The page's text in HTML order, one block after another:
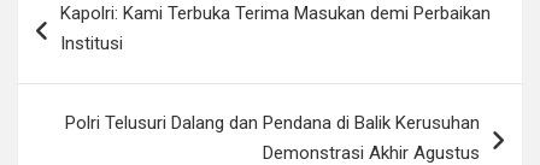
t
e
r
b
o
o
s
A
p
L
i
n
posKapolri: Kami Terbuka Terima Masukan demi Perbaikan
Institusi
Polri Telusuri Dalang dan Pendana di Balik Kerusuhan
Demonstrasi Akhir Agustus